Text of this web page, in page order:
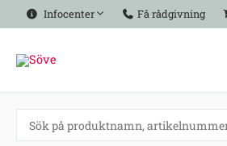
Hoppa
till
Infocenter Få rådgivning